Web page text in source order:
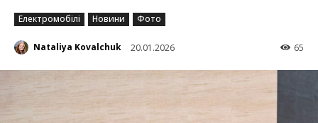
Електромобілі Новини Фото
Nataliya Kovalchuk 20.01.2026 65